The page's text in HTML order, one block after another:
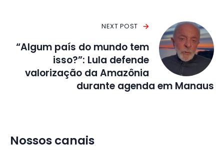
NEXT POST
“Algum país do mundo tem
isso?”: Lula defende
valorização da Amazônia
durante agenda em Manaus
Nossos canais